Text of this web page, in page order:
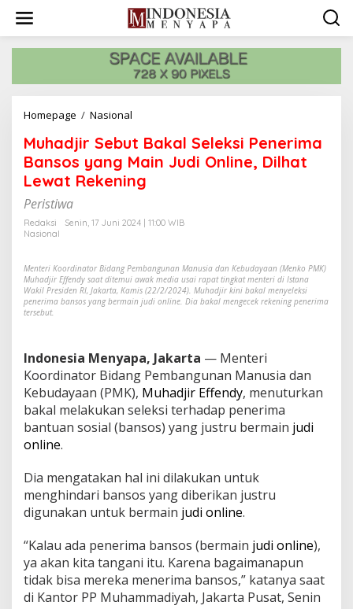
w
Homepage / Nasional
h
a
d
j
S
u
t
B
l
S
e
l
e
k
e
n
e
i
m
a
B
a
Muhadjir Sebut Bakal Seleksi Penerima
Bansos yang Main Judi Online, Dilhat
Lewat Rekening
Peristiwa
Redaksi
Senin, 17 Juni 2024 | 11:00 WIB
Nasional
Menteri Koordinator Bidang Pembangunan Manusia dan Kebudayaan (Menko PMK)
Muhadjir Effendy saat ditemui awak media usai rapat tingkat menteri di Istana
Wakil Presiden RI, Jakarta, Kamis (22/2/2024). Muhadjir kini bakal menyeleksi
penerima bansos yang bermain judi online. Dia bakal mengecek rekening penerima
tersebut.
Indonesia Menyapa, Jakarta — Menteri
Koordinator Bidang Pembangunan Manusia dan
Kebudayaan (PMK), Muhadjir Effendy, menuturkan
bakal melakukan seleksi terhadap penerima
bantuan sosial (bansos) yang justru bermain judi
online.
Dia mengatakan hal ini dilakukan untuk
menghindari bansos yang diberikan justru
digunakan untuk bermain judi online.
“Kalau ada penerima bansos (bermain judi online),
ya akan kita tangani itu. Karena bagaimanapun
tidak bisa mereka menerima bansos,” katanya saat
di Kantor PP Muhammadiyah, Jakarta Pusat, Senin